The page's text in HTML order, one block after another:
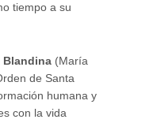
tiempo a su
Blandina (María
de Santa
humana y
con la vida